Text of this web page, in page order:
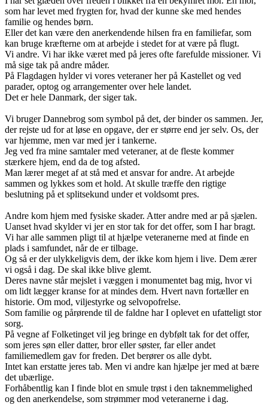
som har levet med frygten for, hvad der kunne ske med hendes
familie og hendes børn.
Eller det kan være den anerkendende hilsen fra en familiefar, som
kan bruge kræfterne om at arbejde i stedet for at være på flugt.
Vi andre. Vi har ikke været med på jeres ofte farefulde missioner. Vi
må sige tak på andre måder.
På Flagdagen hylder vi vores veteraner her på Kastellet og ved
parader, optog og arrangementer over hele landet.
Det er hele Danmark, der siger tak.
Vi bruger Dannebrog som symbol på det, der binder os sammen. Jer,
der rejste ud for at løse en opgave, der er større end jer selv. Os, der
var hjemme, men var med jer i tankerne.
Jeg ved fra mine samtaler med veteraner, at de fleste kommer
stærkere hjem, end da de tog afsted.
Man lærer meget af at stå med et ansvar for andre. At arbejde
sammen og lykkes som et hold. At skulle træffe den rigtige
beslutning på et splitsekund under et voldsomt pres.
Andre kom hjem med fysiske skader. Atter andre med ar på sjælen.
Uanset hvad skylder vi jer en stor tak for det offer, som I har bragt.
Vi har alle sammen pligt til at hjælpe veteranerne med at finde en
plads i samfundet, når de er tilbage.
Og så er der ulykkeligvis dem, der ikke kom hjem i live. Dem ærer
vi også i dag. De skal ikke blive glemt.
Deres navne står mejslet i væggen i monumentet bag mig, hvor vi
om lidt lægger kranse for at mindes dem. Hvert navn fortæller en
historie. Om mod, viljestyrke og selvopofrelse.
Som familie og pårørende til de faldne har I oplevet en ufatteligt stor
sorg.
På vegne af Folketinget vil jeg bringe en dybfølt tak for det offer,
som jeres søn eller datter, bror eller søster, far eller andet
familiemedlem gav for freden. Det berører os alle dybt.
Intet kan erstatte jeres tab. Men vi andre kan hjælpe jer med at bære
det ubærlige.
Forhåbentlig kan I finde blot en smule trøst i den taknemmelighed
og den anerkendelse, som strømmer mod veteranerne i dag.